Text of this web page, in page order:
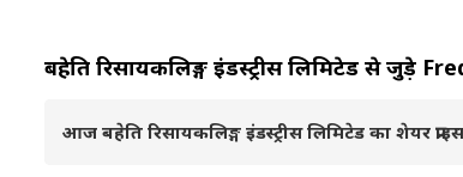
बहेति रिसायकलिङ्ग इंडस्ट्रीस लिमिटेड से जुड़े
आज बहेति रिसायकलिङ्ग इंडस्ट्रीस लिमिटेड का शेयर